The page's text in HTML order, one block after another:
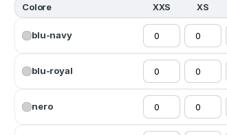
Colore XXS XS
blu-navy
blu-royal
nero